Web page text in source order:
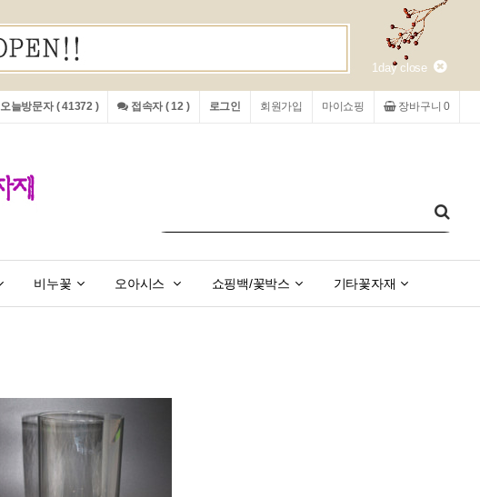
1day close
장바구니 0
마이쇼핑
회원가입
로그인
접속자 ( 12 )
오늘방문자 ( 41372 )
비누꽃 오아시스 쇼핑백/꽃박스 기타꽃자재